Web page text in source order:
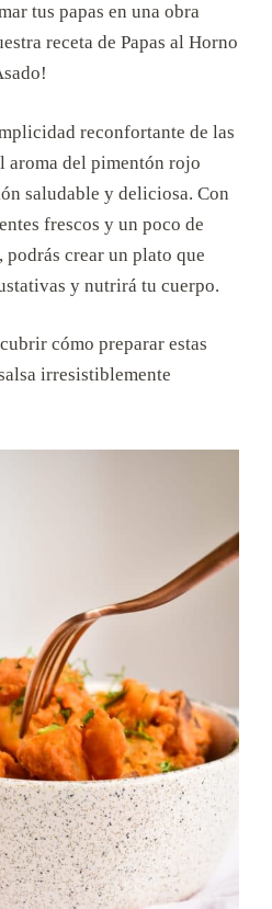
tus papas en una obra
receta de Papas al Horno
reconfortante de las
aroma del pimentón rojo
saludable y deliciosa. Con
frescos y un poco de
crear un plato que
y nutrirá tu cuerpo.
cómo preparar estas
irresistiblemente